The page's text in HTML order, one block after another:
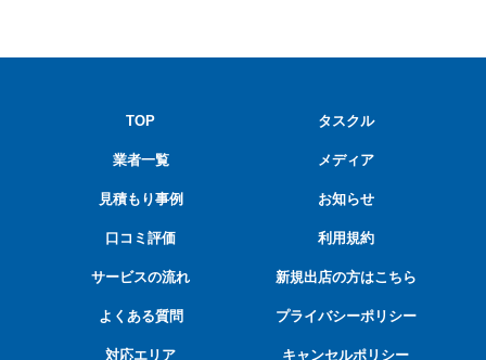
TOP
業者一覧
見積もり事例
口コミ評価
サービスの流れ
よくある質問
対応エリア
タスクル
メディア
お知らせ
利用規約
新規出店の方はこちら
プライバシーポリシー
キャンセルポリシー